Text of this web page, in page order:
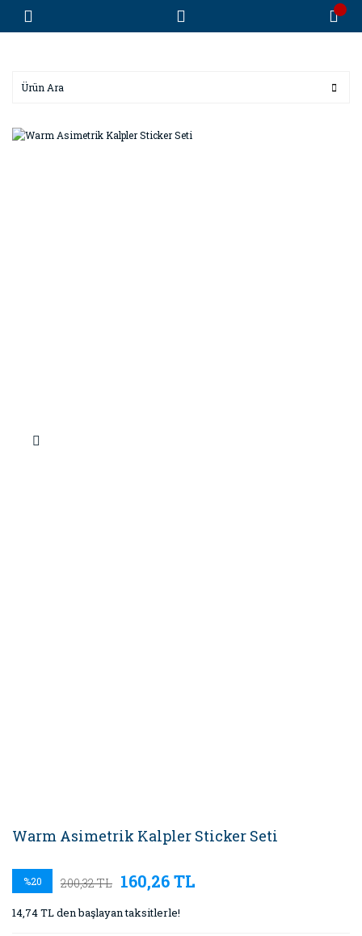
Warm Asimetrik Kalpler Sticker Seti
%20 200,32 TL 160,26 TL
14,74 TL den başlayan taksitlerle!